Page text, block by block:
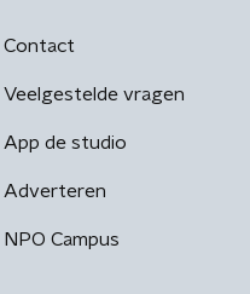
Contact
Veelgestelde vragen
App de studio
Adverteren
NPO Campus